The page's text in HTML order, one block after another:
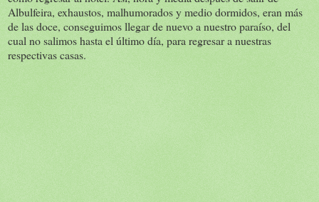
Albulfeira, exhaustos, malhumorados y medio dormidos, eran más
de las doce, conseguimos llegar de nuevo a nuestro paraíso, del
cual no salimos hasta el último día, para regresar a nuestras
respectivas casas.